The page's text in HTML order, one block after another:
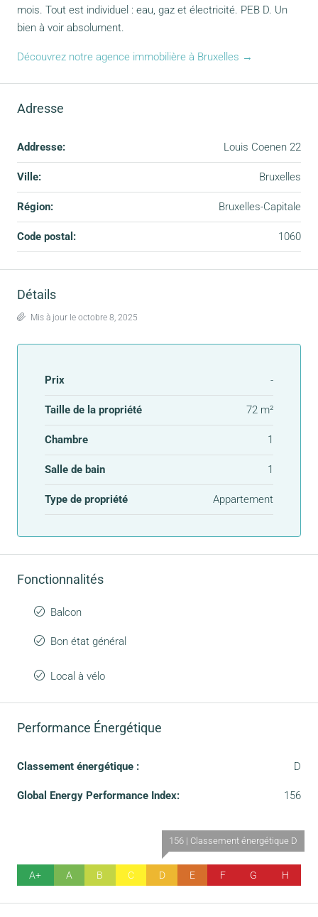
mois. Tout est individuel : eau, gaz et électricité. PEB D. Un
bien à voir absolument.
Découvrez notre agence immobilière à Bruxelles →
Adresse
Addresse: Louis Coenen 22
Ville: Bruxelles
Région: Bruxelles-Capitale
Code postal: 1060
Détails
Mis à jour le octobre 8, 2025
Prix -
Taille de la propriété 72 m²
Chambre 1
Salle de bain 1
Type de propriété Appartement
Fonctionnalités
Balcon
Bon état général
Local à vélo
Performance Énergétique
Classement énergétique : D
Global Energy Performance Index: 156
A+ A B C
156 | Classement énergétique D
D E F G H